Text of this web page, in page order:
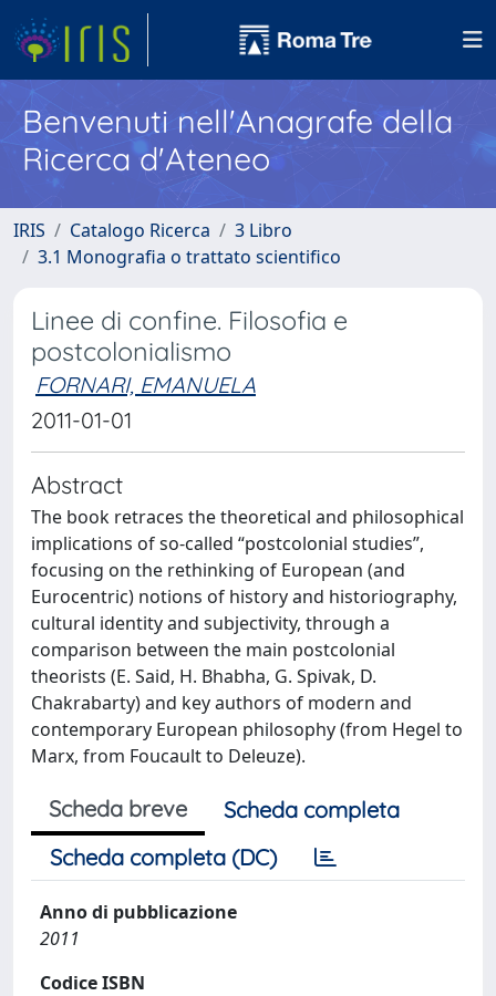
Benvenuti nell'Anagrafe della
Ricerca d'Ateneo
IRIS Catalogo Ricerca
3 Libro
3.1 Monografia o trattato scientifico
Linee di confine. Filosofia e
postcolonialismo
FORNARI, EMANUELA
2011-01-01
Abstract
The book retraces the theoretical and philosophical
implications of so-called “postcolonial studies”,
focusing on the rethinking of European (and
Eurocentric) notions of history and historiography,
cultural identity and subjectivity, through a
comparison between the main postcolonial
theorists (E. Said, H. Bhabha, G. Spivak, D.
Chakrabarty) and key authors of modern and
contemporary European philosophy (from Hegel to
Marx, from Foucault to Deleuze).
Scheda breve
Scheda completa
Scheda completa (DC)
Anno di pubblicazione
2011
Codice ISBN